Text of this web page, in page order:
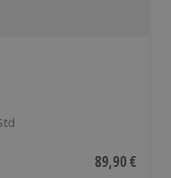
auf 2 BewertungenAktueller
89,90 €